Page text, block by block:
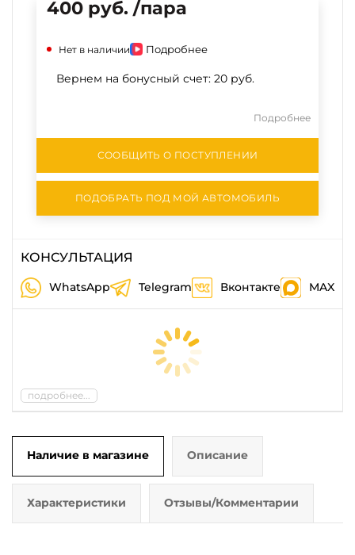
400 руб. /пара
Нет в наличии Подробнее
Вернем на бонусный счет: 20 руб.
Подробнее
СООБЩИТЬ О ПОСТУПЛЕНИИ
ПОДОБРАТЬ ПОД МОЙ АВТОМОБИЛЬ
КОНСУЛЬТАЦИЯ
WhatsApp Telegram Вконтакте MAX
подробнее...
Наличие в магазине Описание
Характеристики Отзывы/Комментарии